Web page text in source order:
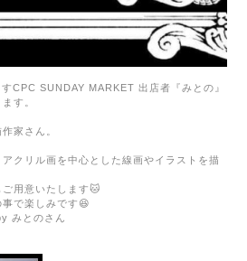
CPC SUNDAY MARKET 出店者『みとの』
す。
家さん。
クリル画を中心とした線画やイラストを描
用意いたします🐱
で楽しみです😆
みとのさん